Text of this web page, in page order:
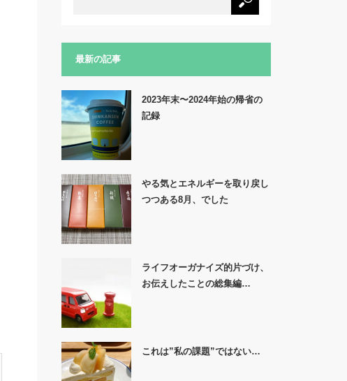
最新の記事
2023年末〜2024年始の帰省の
記録
やる気とエネルギーを取り戻し
つつある8月、でした
ライフオーガナイズ的片づけ、
お伝えしたことの総集編…
これは”私の課題”ではない…